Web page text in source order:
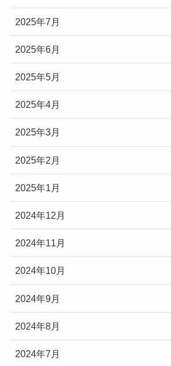
2025年7月
2025年6月
2025年5月
2025年4月
2025年3月
2025年2月
2025年1月
2024年12月
2024年11月
2024年10月
2024年9月
2024年8月
2024年7月